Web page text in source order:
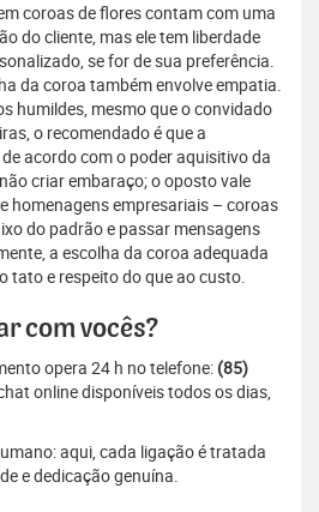
coroas de flores contam com uma
do cliente, mas ele tem liberdade
se for de sua preferência.
da coroa também envolve empatia.
humildes, mesmo que o convidado
o recomendado é que a
acordo com o poder aquisitivo da
criar embaraço; o oposto vale
homenagens empresariais – coroas
do padrão e passar mensagens
a escolha da coroa adequada
tato e respeito do que ao custo.
com vocês?
opera 24 h no telefone: (85)
online disponíveis todos os dias,
aqui, cada ligação é tratada
e dedicação genuína.